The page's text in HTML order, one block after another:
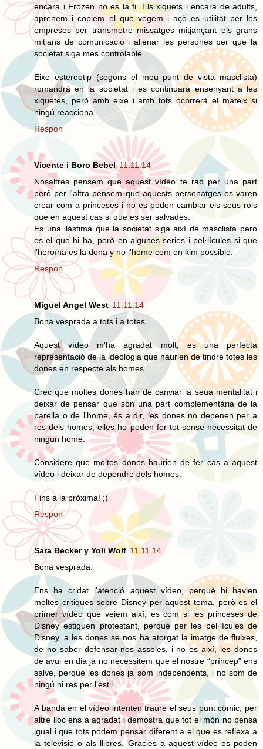
encara i Frozen no es la fi. Els xiquets i encara de adults,
aprenem i copiem el que vegem i açò es utilitat per les
empreses per transmetre missatges mitjançant els grans
mitjans de comunicació i alienar les persones per que la
societat siga mes controlable.
Eixe estereotip (segons el meu punt de vista masclista)
romandrà en la societat i es continuarà ensenyant a les
xiquetes, però amb eixe i amb tots ocorrerà el mateix si
ningú reacciona.
Respon
Vicente i Boro Bebel 11.11.14
Nosaltres pensem que aquest vídeo te raó per una part
però per l'altra pensem que aquests personatges es varen
crear com a princeses i no es poden cambiar els seus rols
que en aquest cas si que es ser salvades.
Es una llàstima que la societat siga així de masclista però
es el que hi ha, però en algunes series i pel·lícules si que
l'heroïna es la dona y no l'home com en kim possible.
Respon
Miguel Angel West 11.11.14
Bona vesprada a tots i a totes.
Aquest vídeo m'ha agradat molt, es una perfecta
representació de la ideologia que haurien de tindre totes les
dones en respecte als homes.
Crec que moltes dones han de canviar la seua mentalitat i
deixar de pensar que son una part complementària de la
parella o de l'home, és a dir, les dones no depenen per a
res dels homes, elles ho poden fer tot sense necessitat de
ningun home.
Considere que moltes dones haurien de fer cas a aquest
vídeo i deixar de dependre dels homes.
Fins a la pròxima! ;)
Respon
Sara Becker y Yoli Wolf 11.11.14
Bona vesprada.
Ens ha cridat l'atenció aquest vídeo, perquè hi havien
moltes critiques sobre Disney per aquest tema, però es el
primer vídeo que veiem així, es com si les princeses de
Disney estiguen protestant, perquè per les pel·lícules de
Disney, a les dones se nos ha atorgat la imatge de fluixes,
de no saber defensar-nos assoles, i no es així, les dones
de avui en dia ja no necessitem que el nostre “príncep” ens
salve, perquè les dones ja som independents, i no som de
ningú ni res per l'estil.
A banda en el vídeo intenten traure el seus punt còmic, per
altre lloc ens a agradat i demostra que tot el món no pensa
igual i que tots podem pensar diferent a el que es reflexa a
la televisió o als llibres. Gracies a aquest vídeo es poden